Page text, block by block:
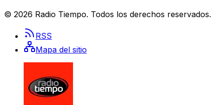
© 2026 Radio Tiempo. Todos los derechos reservados.
RSS
Mapa del sitio